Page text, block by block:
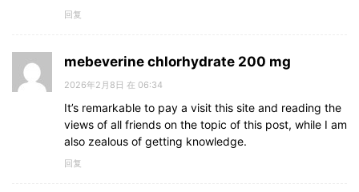
回复
mebeverine chlorhydrate 200 mg
2026年2月8日 在 06:34
It’s remarkable to pay a visit this site and reading the
views of all friends on the topic of this post, while I am
also zealous of getting knowledge.
回复